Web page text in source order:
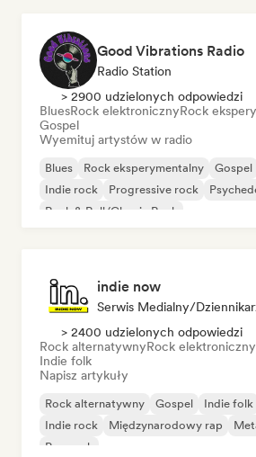
Good Vibrations Radio
Radio Station
> 2900 udzielonych odpowiedzi
BluesRock elektronicznyRock
Gospel
Wyemituj artystów w radio
Blues Rock eksperymentalny Gospel
Indie rock
Progressive rock
Rock & Roll/Classic Rock
indie now
Serwis Medialny/
> 2400 udzielonych odpowiedzi
Rock alternatywnyRock elektroniczny
Indie folk
Napisz artykuły
Rock alternatywny Gospel Indie folk
Indie rock
Międzynarodowy rap
Pop rock